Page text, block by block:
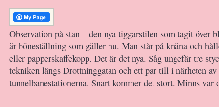
Observation på stan – den nya tiggarstilen som tagit över
är böneställning som gäller nu. Man står på knäna och
eller papperskaffekopp. Det är det nya. Såg ungefär tre
tekniken längs Drottninggatan och ett par till i närheten av
tunnelbanestationerna. Snart kommer det stort. Minns var